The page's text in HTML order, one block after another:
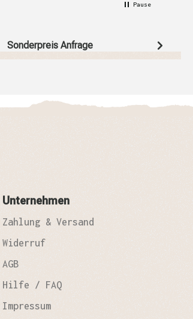
Pause
Sonderpreis Anfrage
Unternehmen
Zahlung & Versand
Widerruf
AGB
Hilfe / FAQ
Impressum